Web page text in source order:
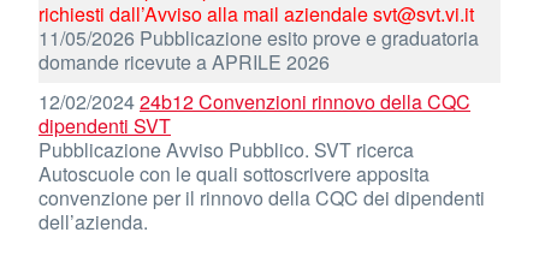
richiesti dall’Avviso alla mail aziendale svt@svt.vi.it
11/05/2026 Pubblicazione esito prove e graduatoria
domande ricevute a APRILE 2026
12/02/202424b12 Convenzioni rinnovo della CQC
dipendenti SVT
Pubblicazione Avviso Pubblico. SVT ricerca
Autoscuole con le quali sottoscrivere apposita
convenzione per il rinnovo della CQC dei dipendenti
dell’azienda.